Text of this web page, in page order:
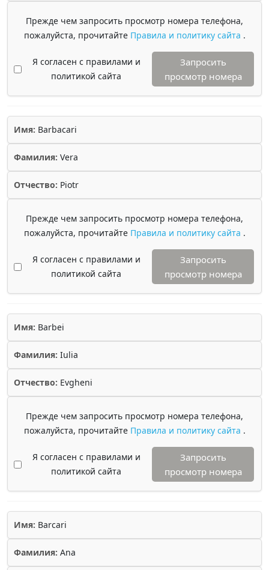
Прежде чем запросить просмотр номера телефона,
пожалуйста, прочитайте Правила и политику сайта .
Я согласен с правилами и
политикой сайта
Запросить
просмотр номера
Имя: Barbacari
Фамилия: Vera
Отчество: Piotr
Прежде чем запросить просмотр номера телефона,
пожалуйста, прочитайте Правила и политику сайта .
Я согласен с правилами и
политикой сайта
Запросить
просмотр номера
Имя: Barbei
Фамилия: Iulia
Отчество: Evgheni
Прежде чем запросить просмотр номера телефона,
пожалуйста, прочитайте Правила и политику сайта .
Я согласен с правилами и
политикой сайта
Запросить
просмотр номера
Имя: Barcari
Фамилия: Ana